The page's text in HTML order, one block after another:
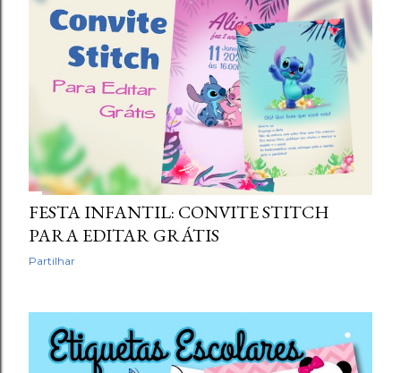
FESTA INFANTIL: CONVITE STITCH
PARA EDITAR GRÁTIS
Partilhar